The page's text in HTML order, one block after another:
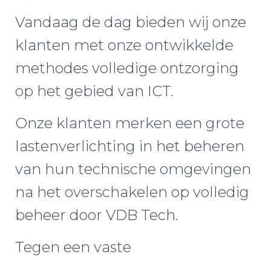
Vandaag de dag bieden wij onze
klanten met onze ontwikkelde
methodes volledige ontzorging
op het gebied van ICT.
Onze klanten merken een grote
lastenverlichting in het beheren
van hun technische omgevingen
na het overschakelen op volledig
beheer door VDB Tech.
Tegen een vaste